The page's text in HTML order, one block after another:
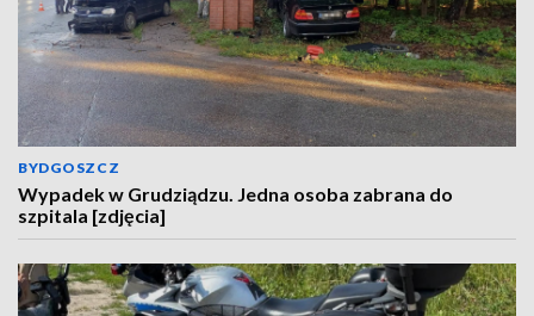
BYDGOSZCZ
Wypadek w Grudziądzu. Jedna osoba zabrana do
szpitala [zdjęcia]